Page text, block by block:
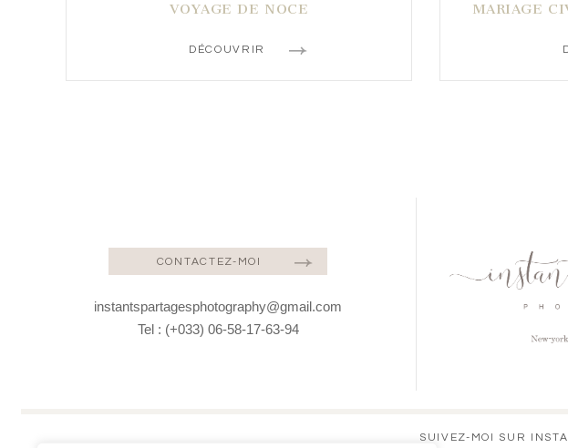
VOYAGE DE NOCE
DÉCOUVRIR
MARIAGE
CONTACTEZ-MOI
instantspartagesphotography@gmail.com
Tel : (+033) 06-58-17-63-94
SUIVEZ-MOI SUR